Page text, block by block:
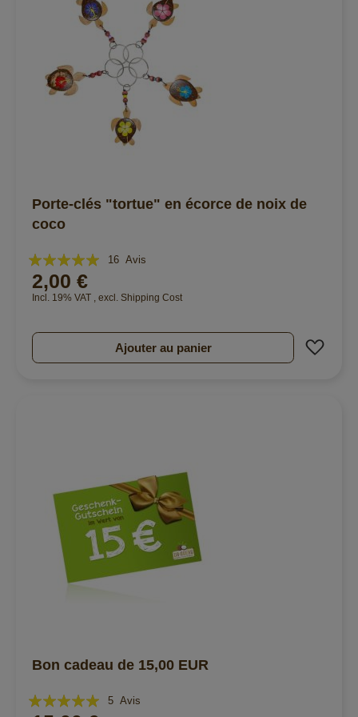
Porte-clés "tortue" en écorce de noix de
coco
Évaluation:
98%
16 Avis
2,00 €
Incl. 19% VAT , excl. Shipping Cost
Ajouter au panier
Bon cadeau de 15,00 EUR
Évaluation:
5 Avis